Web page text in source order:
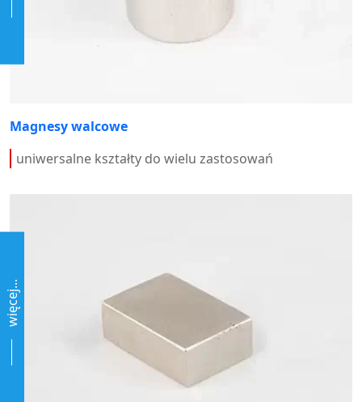
Magnesy walcowe
uniwersalne kształty do wielu zastosowań
więcej...